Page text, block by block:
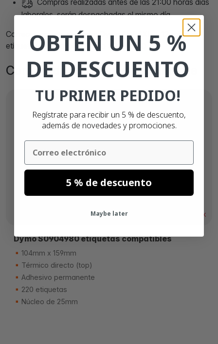
Compras realizadas antes de las 21:00 horas días
laborales, serán despachadas el mismo día.
Correos paquete de inicio: Dymo LW 4XL + 12 rollos de
etiquetas compatibles Dymo S0904980
Comprados juntos habitualmente
Desde
Sin stock
Dymo S0904980 etiquetas compatibles
104mm x 159mm
Térmico directo (top)
Adhesivo permanente
220 etiquetas
Núcleo de 25mm
OBTÉN UN 5 %
DE DESCUENTO
TU PRIMER PEDIDO!
Regístrate para recibir un 5 % de descuento,
además de novedades y promociones.
Email
5 % de descuento
Maybe later